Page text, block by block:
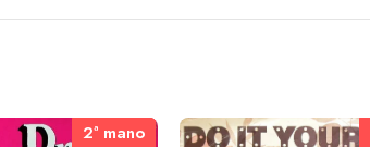
2ª mano
2ª mano